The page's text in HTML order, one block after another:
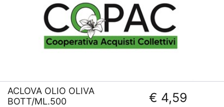
ACLOVA OLIO OLIVA
BOTT/ML.500
€ 4,59